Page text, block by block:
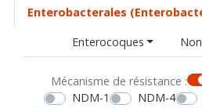
Enterobacterales
Enterocoques
Mécanisme de résistance :
NDM-1
NDM-4